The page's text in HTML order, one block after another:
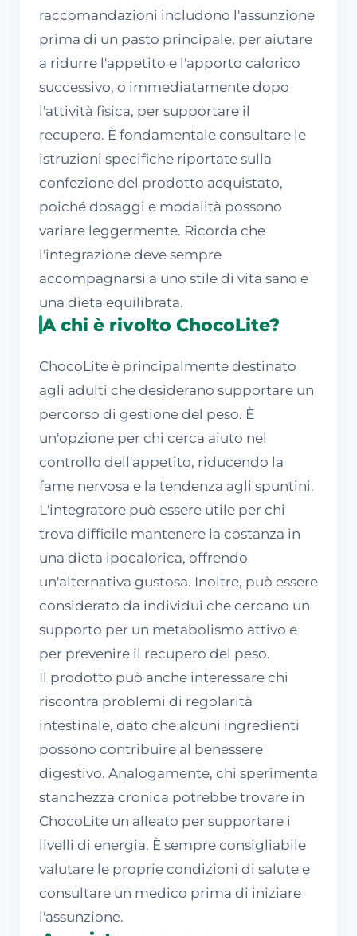
raccomandazioni includono l'assunzione
prima di un pasto principale, per aiutare
a ridurre l'appetito e l'apporto calorico
successivo, o immediatamente dopo
l'attività fisica, per supportare il
recupero. È fondamentale consultare le
istruzioni specifiche riportate sulla
confezione del prodotto acquistato,
poiché dosaggi e modalità possono
variare leggermente. Ricorda che
l'integrazione deve sempre
accompagnarsi a uno stile di vita sano e
una dieta equilibrata.
A chi è rivolto ChocoLite?
ChocoLite è principalmente destinato
agli adulti che desiderano supportare un
percorso di gestione del peso. È
un'opzione per chi cerca aiuto nel
controllo dell'appetito, riducendo la
fame nervosa e la tendenza agli spuntini.
L'integratore può essere utile per chi
trova difficile mantenere la costanza in
una dieta ipocalorica, offrendo
un'alternativa gustosa. Inoltre, può essere
considerato da individui che cercano un
supporto per un metabolismo attivo e
per prevenire il recupero del peso.
Il prodotto può anche interessare chi
riscontra problemi di regolarità
intestinale, dato che alcuni ingredienti
possono contribuire al benessere
digestivo. Analogamente, chi sperimenta
stanchezza cronica potrebbe trovare in
ChocoLite un alleato per supportare i
livelli di energia. È sempre consigliabile
valutare le proprie condizioni di salute e
consultare un medico prima di iniziare
l'assunzione.